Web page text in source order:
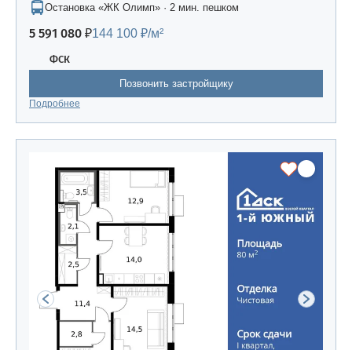
Остановка «ЖК Олимп» · 2 мин. пешком
5 591 080 ₽144 100 ₽/м²
ФСК
Позвонить застройщику
Подробнее